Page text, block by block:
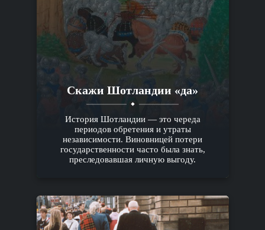
Скажи Шотландии «да»
История Шотландии — это череда
периодов обретения и утраты
независимости. Виновницей потери
государственности часто была знать,
преследовавшая личную выгоду.